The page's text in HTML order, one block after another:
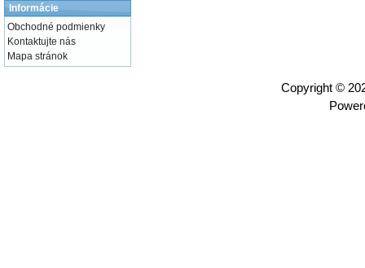
Informácie
Obchodné podmienky
Kontaktujte nás
Mapa stránok
Copyright ©